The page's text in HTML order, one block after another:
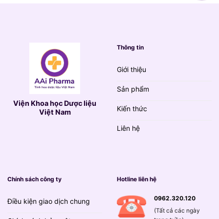
Viện Khoa học Dược liệu
Việt Nam
Thông tin
Giới thiệu
Sản phẩm
Kiến thức
Liên hệ
Chính sách công ty
Điều kiện giao dịch chung
Hotline liên hệ
0962.320.120
(Tất cả các ngày